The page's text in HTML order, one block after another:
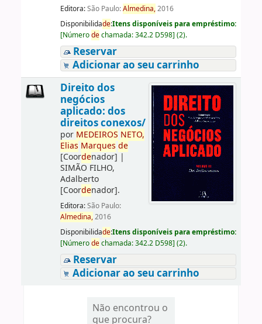
Editora:São Paulo:Almedina,2016
Disponibilidade:Itens disponíveis para empréstimo:
[Númerodechamada:342.2 D598] (2).
Reservar
Adicionar ao seu carrinho
Direito dos
negócios
aplicado: dos
direitos conexos/
por MEDEIROS NETO,
Elias Marques de
[Coordenador] |
SIMÃO FILHO,
Adalberto
[Coordenador].
Editora:São Paulo:
Almedina,2016
Disponibilidade:Itens disponíveis para empréstimo:
[Númerodechamada:342.2 D598] (2).
Reservar
Adicionar ao seu carrinho
Não encontrou o
que procura?